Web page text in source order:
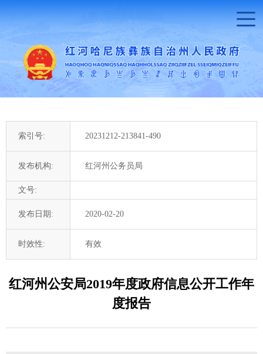
索引号: 20231212-213841-490
发布机构: 红河州公务员局
文号:
发布日期: 2020-02-20
时效性: 有效
红河州公安局2019年度政府信息公开工作年
度报告